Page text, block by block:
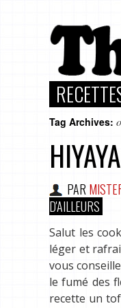
Tag Archives:
PAR
D'AILLEURS
Salut les
léger et
vous
le fumé des
recette un